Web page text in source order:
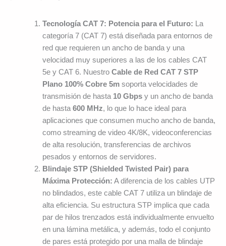
Tecnología CAT 7: Potencia para el Futuro: La
categoría 7 (CAT 7) está diseñada para entornos de
red que requieren un ancho de banda y una
velocidad muy superiores a las de los cables CAT
5e y CAT 6. Nuestro Cable de Red CAT 7 STP
Plano 100% Cobre 5msoporta velocidades de
transmisión de hasta 10 Gbpsy un ancho de banda
de hasta 600 MHz, lo que lo hace ideal para
aplicaciones que consumen mucho ancho de banda,
como streaming de video 4K/8K, videoconferencias
de alta resolución, transferencias de archivos
pesados y entornos de servidores.
Blindaje STP (Shielded Twisted Pair) para
Máxima Protección: A diferencia de los cables UTP
no blindados, este cable CAT 7 utiliza un blindaje de
alta eficiencia. Su estructura STP implica que cada
par de hilos trenzados está individualmente envuelto
en una lámina metálica, y además, todo el conjunto
de pares está protegido por una malla de blindaje